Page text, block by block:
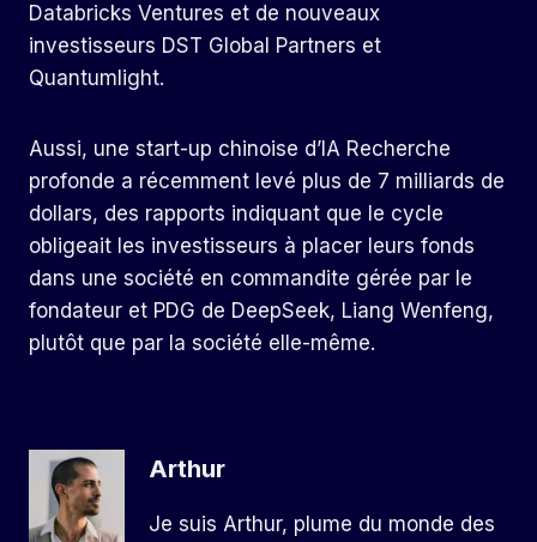
Databricks Ventures et de nouveaux
investisseurs DST Global Partners et
Quantumlight.
Aussi, une start-up chinoise d’IA Recherche
profonde a récemment levé plus de 7 milliards de
dollars, des rapports indiquant que le cycle
obligeait les investisseurs à placer leurs fonds
dans une société en commandite gérée par le
fondateur et PDG de DeepSeek, Liang Wenfeng,
plutôt que par la société elle-même.
Arthur
Je suis Arthur, plume du monde des